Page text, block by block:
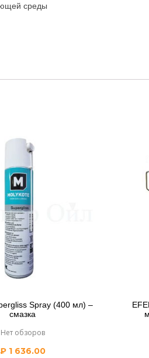
среды
Spray (400 мл) –
смазка
Нет обзоров
₽1 636.00